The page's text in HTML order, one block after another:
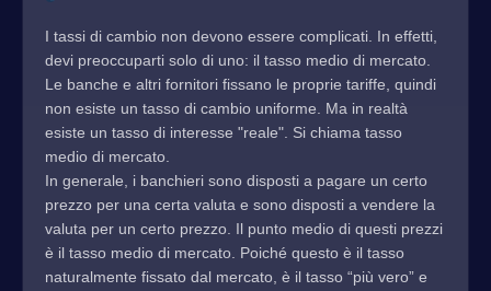
I tassi di cambio non devono essere complicati. In effetti,
devi preoccuparti solo di uno: il tasso medio di mercato.
Le banche e altri fornitori fissano le proprie tariffe, quindi
non esiste un tasso di cambio uniforme. Ma in realtà
esiste un tasso di interesse "reale". Si chiama tasso
medio di mercato.
In generale, i banchieri sono disposti a pagare un certo
prezzo per una certa valuta e sono disposti a vendere la
valuta per un certo prezzo. Il punto medio di questi prezzi
è il tasso medio di mercato. Poiché questo è il tasso
naturalmente fissato dal mercato, è il tasso “più vero” e